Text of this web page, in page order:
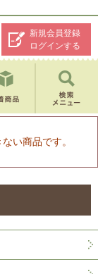
新規会員登録
ログインする
い商品です。